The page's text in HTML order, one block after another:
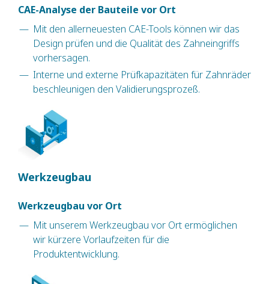
CAE-Analyse der Bauteile vor Ort
Mit den allerneuesten CAE-Tools können wir das
Design prüfen und die Qualität des Zahneingriffs
vorhersagen.
Interne und externe Prüfkapazitäten für Zahnräder
beschleunigen den Validierungsprozeß.
Werkzeugbau
Werkzeugbau vor Ort
Mit unserem Werkzeugbau vor Ort ermöglichen
wir kürzere Vorlaufzeiten für die
Produktentwicklung.